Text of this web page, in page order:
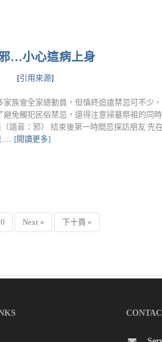
…小心這病上身
[引用來源]
族會全家總動員，但慎終追遠禁忌可不少，
免觸犯民俗禁忌，還得注意掃墓祭祖的同
諧音：邪） 結束後第一時間忌探訪朋友 先
[閱讀更多]
Next » 下十頁 »